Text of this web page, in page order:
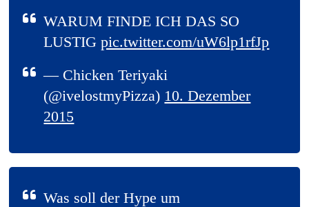
WARUM FINDE ICH DAS SO
LUSTIGpic.twitter.com/uW6lp1rfJp
— Chicken Teriyaki
(@ivelostmyPizza) 10. Dezember
2015
Was soll der Hype um